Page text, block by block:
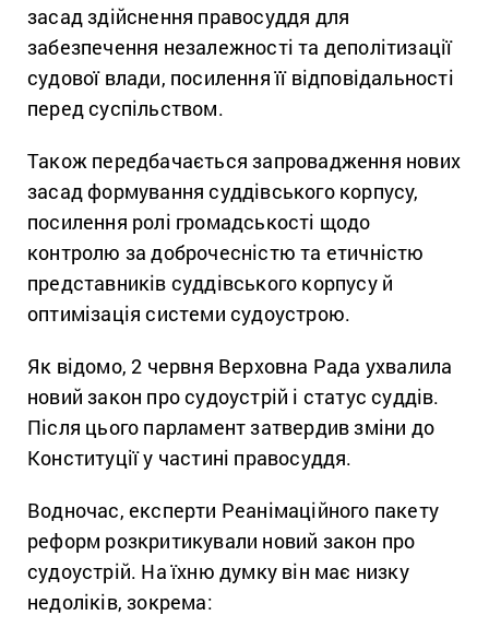
засад здійснення правосуддя для
забезпечення незалежності та деполітизації
судової влади, посилення її відповідальності
перед суспільством.
Також передбачається запровадження нових
засад формування суддівського корпусу,
посилення ролі громадськості щодо
контролю за доброчесністю та етичністю
представників суддівського корпусу й
оптимізація системи судоустрою.
Як відомо, 2 червня Верховна Рада ухвалила
новий закон про судоустрій і статус суддів.
Після цього парламент затвердив зміни до
Конституції у частині правосуддя.
Водночас, експерти Реанімаційного пакету
реформ розкритикували новий закон про
судоустрій. На їхню думку він має низку
недоліків, зокрема: